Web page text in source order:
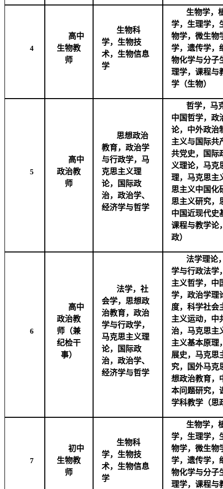
4
高中
生物教
师
生物科
学，生物技
术，生物信息
学
生物学，
学，生理学，
物学，微生物
学，遗传学，
物化学与分子
理学，课程与
学（生物）
5
高中
政治教
师
思想政治
教育，政治学
与行政学，马
克思主义理
论，国际政
治，政治学、
经济学与哲学
哲学，马
中国哲学，政
论，中外政治
主义与国际共
共党史，国际
义理论，马克
理，马克思主
思主义中国化
思主义研究，
中国近现代史
课程与教学论
政）
6
高中
政治教
师（兼
纪检干
事）
法学，社
会学，思想政
治教育，政治
学与行政学，
马克思主义理
论，国际政
治，政治学、
经济学与哲学
法学理论
学与行政法学
主义哲学，中
学，政治学理
度，科学社会
主义运动，中
治，马克思主
主义基本原理
展史，马克思
究，国外马克
想政治教育，
本问题研究，
学科教学（思
7
初中
生物教
师
生物科
学，生物技
术，生物信息
学
生物学，
学，生理学，
物学，微生物
学，遗传学，
物化学与分子
理学，课程与